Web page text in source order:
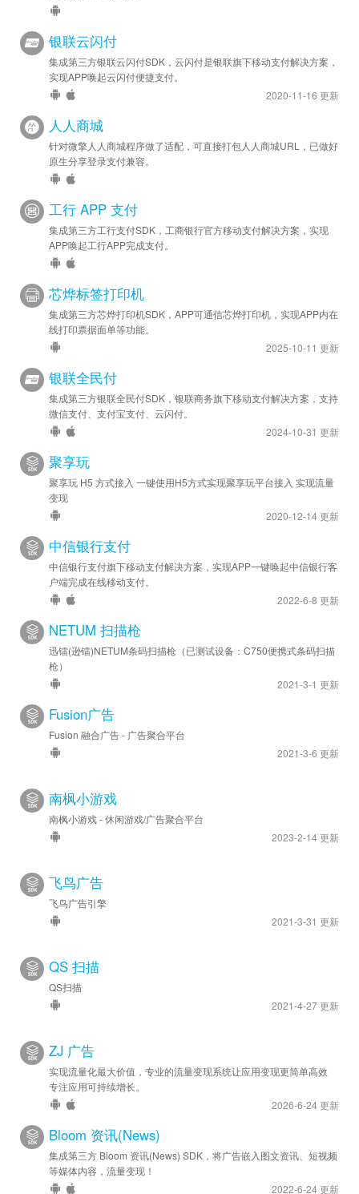
银联云闪付
集成第三方银联云闪付SDK，云闪付是银联旗下移动支付解决方案，
实现APP唤起云闪付便捷支付。
2020-11-16 更新
人人商城
针对微擎人人商城程序做了适配，可直接打包人人商城URL，已做好
原生分享登录支付兼容。
工行 APP 支付
集成第三方工行支付SDK，工商银行官方移动支付解决方案，实现
APP唤起工行APP完成支付。
芯烨标签打印机
集成第三方芯烨打印机SDK，APP可通信芯烨打印机，实现APP内在
线打印票据面单等功能。
2025-10-11 更新
银联全民付
集成第三方银联全民付SDK，银联商务旗下移动支付解决方案，支持
微信支付、支付宝支付、云闪付。
2024-10-31 更新
聚享玩
聚享玩 H5 方式接入 一键使用H5方式实现聚享玩平台接入 实现流量
变现
2020-12-14 更新
中信银行支付
中信银行支付旗下移动支付解决方案，实现APP一键唤起中信银行客
户端完成在线移动支付。
2022-6-8 更新
NETUM 扫描枪
迅镭(逊镭)NETUM条码扫描枪（已测试设备：C750便携式条码扫描
枪）
2021-3-1 更新
Fusion广告
Fusion 融合广告 - 广告聚合平台
2021-3-6 更新
南枫小游戏
南枫小游戏 - 休闲游戏/广告聚合平台
2023-2-14 更新
飞鸟广告
飞鸟广告引擎
2021-3-31 更新
QS 扫描
QS扫描
2021-4-27 更新
ZJ 广告
实现流量化最大价值，专业的流量变现系统让应用变现更简单高效
专注应用可持续增长。
2026-6-24 更新
Bloom 资讯(News)
集成第三方 Bloom 资讯(News) SDK，将广告嵌入图文资讯、短视频
等媒体内容，流量变现！
2022-6-24 更新